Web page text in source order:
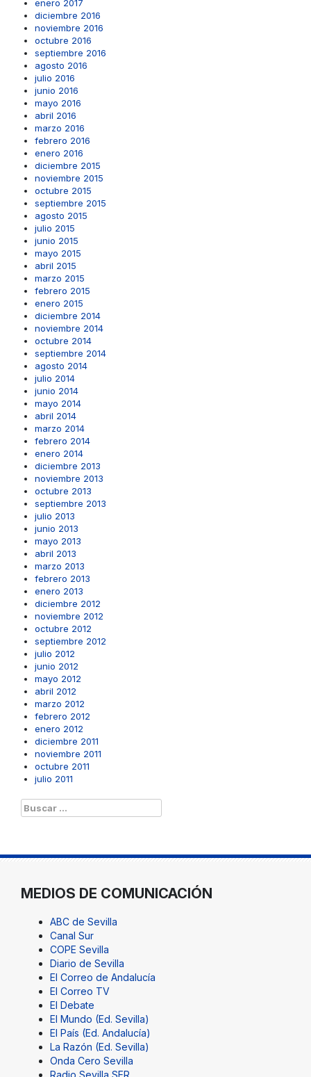
enero 2017
diciembre 2016
noviembre 2016
octubre 2016
septiembre 2016
agosto 2016
julio 2016
junio 2016
mayo 2016
abril 2016
marzo 2016
febrero 2016
enero 2016
diciembre 2015
noviembre 2015
octubre 2015
septiembre 2015
agosto 2015
julio 2015
junio 2015
mayo 2015
abril 2015
marzo 2015
febrero 2015
enero 2015
diciembre 2014
noviembre 2014
octubre 2014
septiembre 2014
agosto 2014
julio 2014
junio 2014
mayo 2014
abril 2014
marzo 2014
febrero 2014
enero 2014
diciembre 2013
noviembre 2013
octubre 2013
septiembre 2013
julio 2013
junio 2013
mayo 2013
abril 2013
marzo 2013
febrero 2013
enero 2013
diciembre 2012
noviembre 2012
octubre 2012
septiembre 2012
julio 2012
junio 2012
mayo 2012
abril 2012
marzo 2012
febrero 2012
enero 2012
diciembre 2011
noviembre 2011
octubre 2011
julio 2011
Buscar:
MEDIOS DE COMUNICACIÓN
ABC de Sevilla
Canal Sur
COPE Sevilla
Diario de Sevilla
El Correo de Andalucía
El Correo TV
El Debate
El Mundo (Ed. Sevilla)
El País (Ed. Andalucía)
La Razón (Ed. Sevilla)
Onda Cero Sevilla